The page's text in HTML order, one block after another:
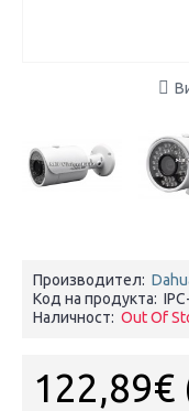
Производител:
Код на продукта:
Наличност: Out Of
122,89€